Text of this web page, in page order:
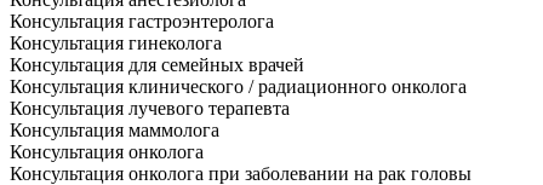
Консультация гастроэнтеролога
Консультация гинеколога
Консультация для семейных врачей
Консультация клинического / радиационного онколога
Консультация лучевого терапевта
Консультация маммолога
Консультация онколога
Консультация онколога при заболевании на рак головы